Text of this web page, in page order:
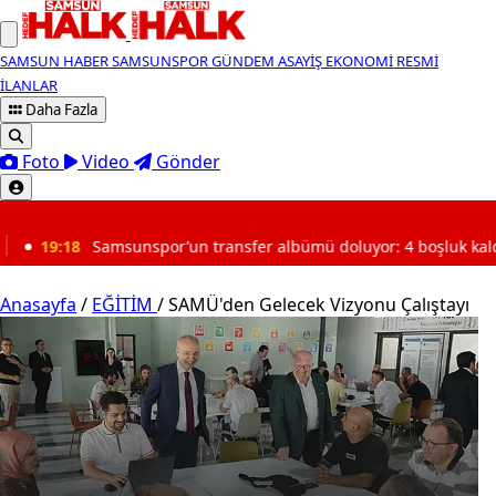
SAMSUN HABERSAMSUNSPORGÜNDEM ASAYİŞ EKONOMİ RESMİ
İLANLAR
Daha Fazla
Foto Video Gönder
transfer albümü doluyor: 4 boşluk kaldı 19:03
Anasayfa / EĞİTİM /SAMÜ'den Gelecek Vizyonu Çalıştayı